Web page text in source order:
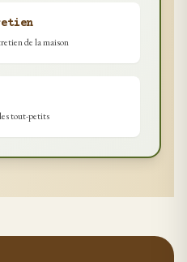
de la maison
tout-petits